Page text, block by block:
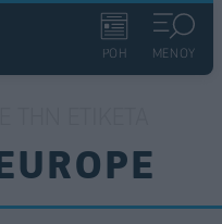
ΡΟΗ ΜΕΝΟΥ